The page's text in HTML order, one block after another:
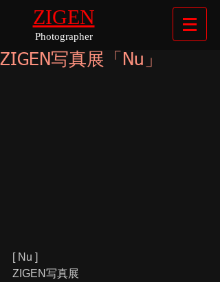
ZIGEN
Photographer
ZIGEN写真展「Nu」
[ Nu ]
ZIGEN写真展